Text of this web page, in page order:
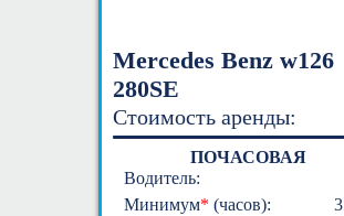
Mercedes Benz w126
280SE
Стоимость аренды:
ПОЧАСОВАЯ
Водитель:
Минимум* (часов):
3